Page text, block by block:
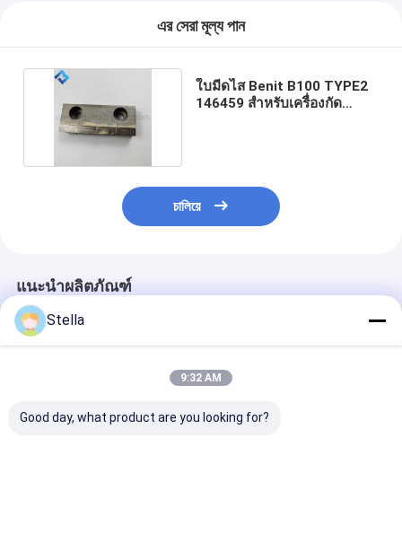
এর সেরা মূল্য পান
ใบมีดไส Benit B100 TYPE2
146459 สำหรับเครื่องกัด
চালিয়ে
แนะนำผลิตภัณฑ์
Stella
9:32 AM
Good day, what product are you looking for?